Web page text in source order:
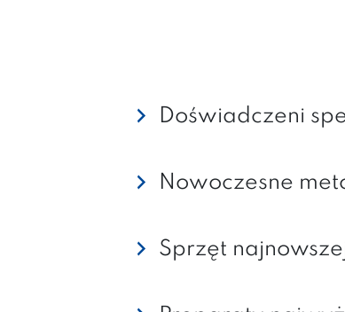
Doświadczeni
Nowoczesne
Sprzęt